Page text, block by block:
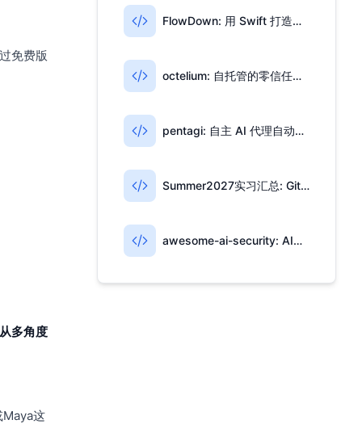
免费版
多角度
这
FlowDown: 用 Swift 打造的开源 AI 写作与翻译工具
octelium: 自托管的零信任访问与 AI 网关一体平台
pentagi: 自主 AI 代理自动化渗透测试
Summer2027实习汇总: GitHub 高星实习信息仓库
awesome-ai-security: AI安全开源资源合集